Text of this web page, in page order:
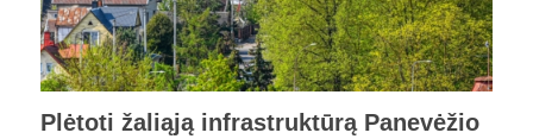
Plėtoti žaliąją infrastruktūrą Panevėžio